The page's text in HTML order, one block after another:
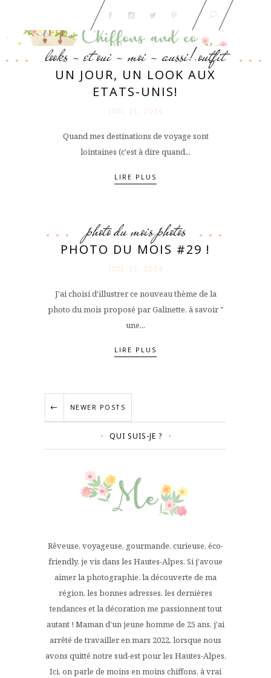
looks - et oui - moi - aussi!,outfit
UN JOUR, UN LOOK AUX
ETATS-UNIS!
JUIL 25. 2014
Quand mes destinations de voyage sont
lointaines (c'est à dire quand...
LIRE PLUS
photo du mois,photos
PHOTO DU MOIS #29 !
JUIL 15. 2014
J'ai choisi d'illustrer ce nouveau thème de la
photo du mois proposé par Galinette, à savoir "
une...
LIRE PLUS
NEWER POSTS
QUI SUIS-JE ?
Rêveuse, voyageuse, gourmande, curieuse, éco-
friendly, je vis dans les Hautes-Alpes. Si j'avoue
aimer la photographie, la découverte de ma
région, les bonnes adresses, les dernières
tendances et la décoration me passionnent tout
autant ! Maman d'un jeune homme de 25 ans, j'ai
arrêté de travailler en mars 2022, lorsque nous
avons quitté notre sud-est pour les Hautes-Alpes.
Ici, on parle de moins en moins chiffons, à vrai